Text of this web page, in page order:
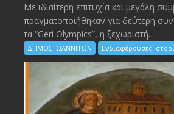
Με ιδιαίτερη επιτυχία και μεγάλη
πραγματοποιήθηκαν για δεύτερη
τα “Geri Olympics”, η ξεχωριστή...
ΔΗΜΟΣ ΙΩΑΝΝΙΤΩΝ Ενδιαφέρουσες